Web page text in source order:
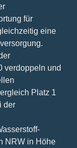
für
eine
verdoppeln und
Platz 1
der
NRW in Höhe